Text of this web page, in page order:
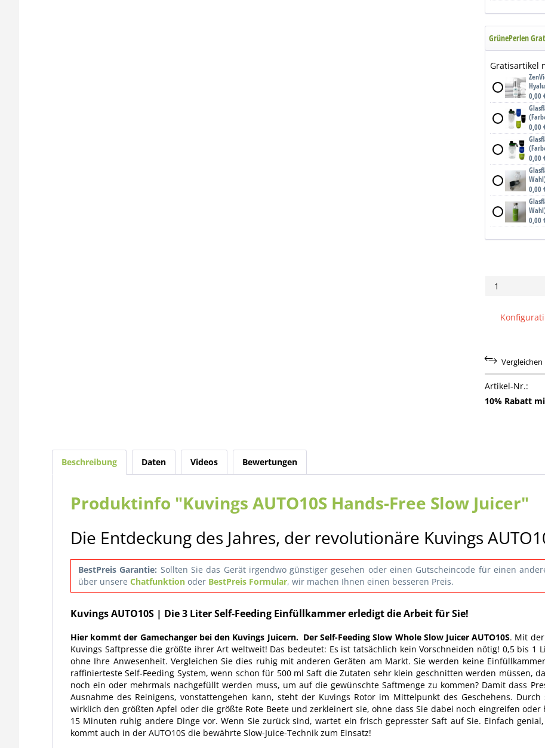
GrünePerlen
Gratisartikel
0,00
0,00
0,00
0,00
0,00
Vergleichen
Artikel-Nr.:
10% Rabatt
Beschreibung Daten Videos Bewertungen
Produktinfo "Kuvings AUTO10S Hands-Free Slow Juicer"
Die Entdeckung des Jahres, der revolutionäre Kuvings
BestPreis Garantie: Sollten Sie das Gerät irgendwo günstiger gesehen oder einen Gutscheincode für einen
über unsere Chatfunktion oder BestPreis Formular, wir machen Ihnen einen besseren Preis.
Kuvings AUTO10S | Die 3 Liter Self-Feeding Einfüllkammer erledigt die Arbeit für Sie!
Hier kommt der Gamechanger bei den Kuvings Juicern. Der Self-Feeding Slow Whole Slow Juicer AUTO10S. Mit
Kuvings Saftpressedie größte ihrer Art weltweit! Das bedeutet: Es ist tatsächlich kein Vorschneiden nötig! 0,5 bis 1
ohne Ihre Anwesenheit. Vergleichen Sie dies ruhig mit anderen Geräten am Markt. Sie werden keine
raffinierteste Self-Feeding System, wenn schon für 500 ml Saft die Zutaten sehr klein geschnitten werden müssen,
noch ein oder mehrmals nachgefüllt werden muss, um auf die gewünschte Saftmenge zu kommen? Damit dass
Ausnahme des Reinigens, vonstattengehen kann, steht der Kuvings Rotor im Mittelpunkt des Geschehens.
wirklich den größten Apfel oder die größte Rote Beete und zerkleinert sie, ohne dass Sie dabei noch eingreifen
15 Minuten ruhig andere Dinge vor. Wenn Sie zurück sind, wartet ein frisch gepresster Saft auf Sie. Einfach
kommt auch in der AUTO10S die bewährte Slow-Juice-Technik zum Einsatz!